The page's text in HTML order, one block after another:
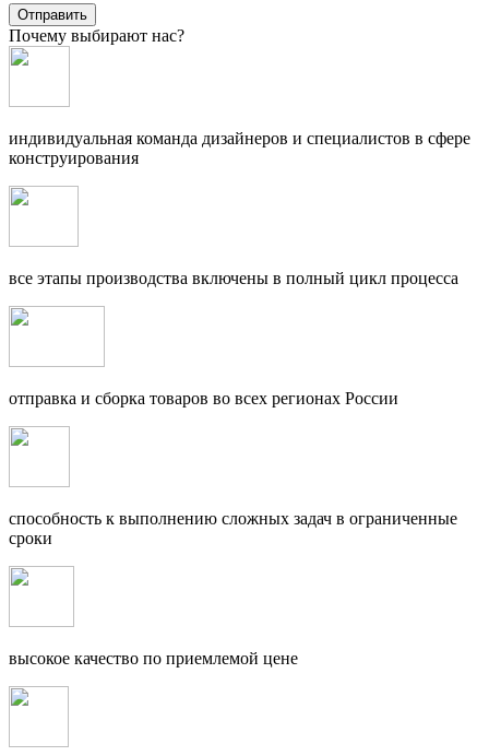
Отправить
Почему выбирают нас?
индивидуальная команда дизайнеров и специалистов в сфере
конструирования
все этапы производства включены в полный цикл процесса
отправка и сборка товаров во всех регионах России
способность к выполнению сложных задач в ограниченные
сроки
высокое качество по приемлемой цене